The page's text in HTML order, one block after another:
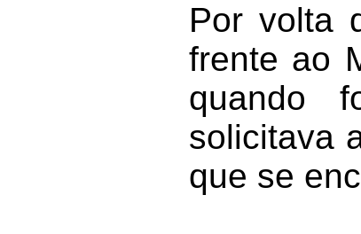
Por volta
frente ao
quando
solicitava
que se